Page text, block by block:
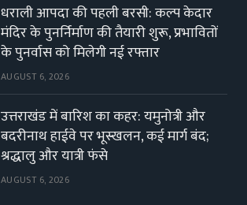
धराली आपदा की पहली बरसी: कल्प केदार
मंदिर के पुनर्निर्माण की तैयारी शुरू, प्रभावितों
के पुनर्वास को मिलेगी नई रफ्तार
AUGUST 6, 2026
उत्तराखंड में बारिश का कहर: यमुनोत्री और
बदरीनाथ हाईवे पर भूस्खलन, कई मार्ग बंद;
श्रद्धालु और यात्री फंसे
AUGUST 6, 2026